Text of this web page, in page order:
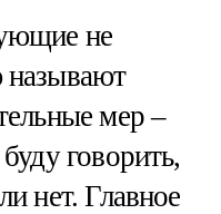
не
мер –
говорить,
нет. Главное